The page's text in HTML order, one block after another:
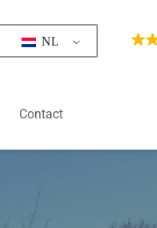
NL
Contact